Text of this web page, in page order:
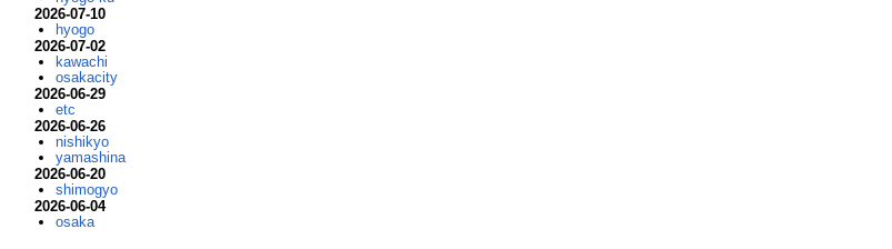
2026-07-10
hyogo
2026-07-02
kawachi
osakacity
2026-06-29
etc
2026-06-26
nishikyo
yamashina
2026-06-20
shimogyo
2026-06-04
osaka